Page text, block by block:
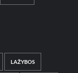
LAŽYBOS